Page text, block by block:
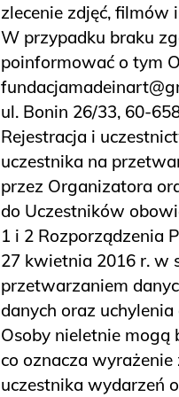
zlecenie zdjęć, filmów
W przypadku braku
poinformować o tym
ul. Bonin 26/33, 60-
Rejestracja i
uczestnika na
przez Organizatora
do Uczestników
1 i 2 Rozporządzenia
27 kwietnia 2016 r. w
przetwarzaniem
danych oraz
Osoby nieletnie mogą
co oznacza
uczestnika wydarzeń